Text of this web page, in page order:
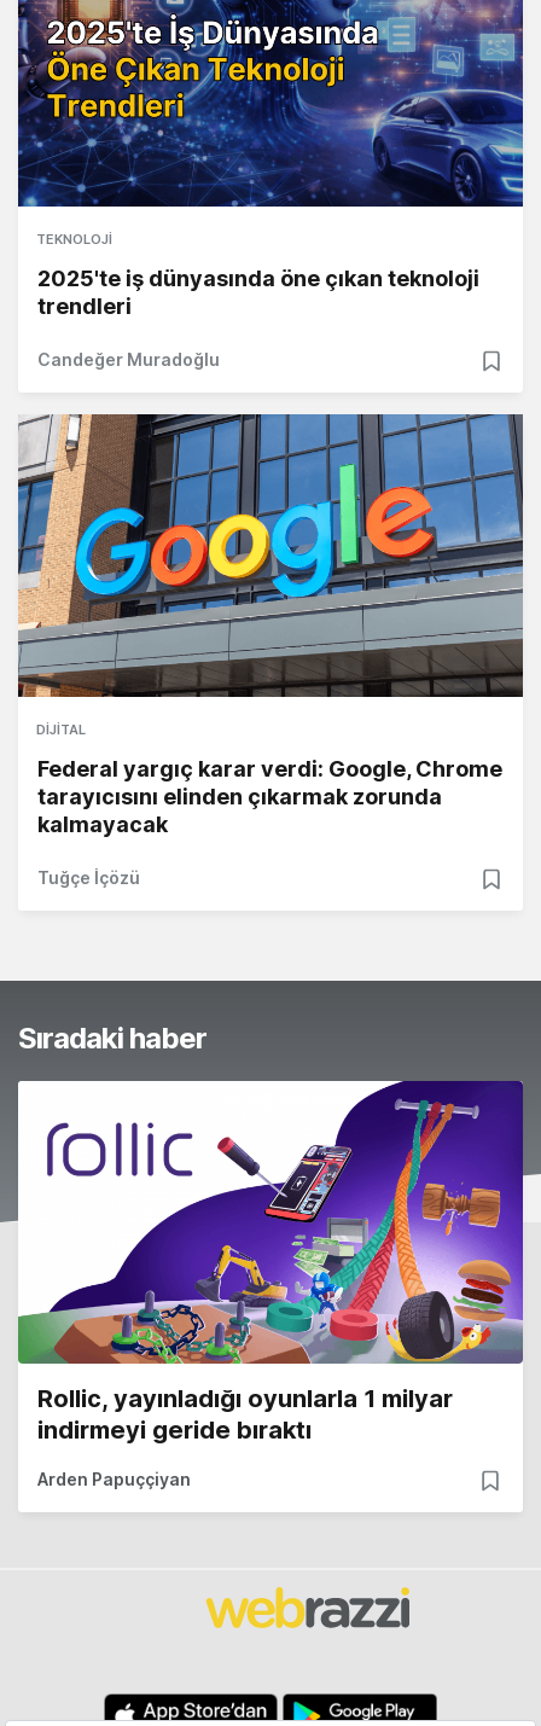
TEKNOLOJI
2025'te iş dünyasında öne çıkan teknoloji
trendleri
Candeğer Muradoğlu
DIJITAL
Federal yargıç karar verdi: Google, Chrome
tarayıcısını elinden çıkarmak zorunda
kalmayacak
Tuğçe İçözü
Sıradaki haber
Rollic, yayınladığı oyunlarla 1 milyar
indirmeyi geride bıraktı
Arden Papuççiyan